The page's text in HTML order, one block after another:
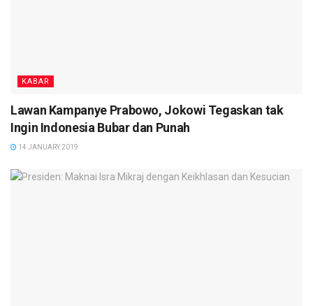
KABAR
Lawan Kampanye Prabowo, Jokowi Tegaskan tak
Ingin Indonesia Bubar dan Punah
14 JANUARY 2019